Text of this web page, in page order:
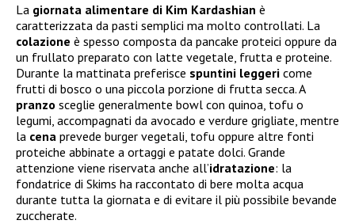
La giornata alimentare di Kim Kardashian è
caratterizzata da pasti semplici ma molto controllati. La
colazione è spesso composta da pancake proteici oppure da
un frullato preparato con latte vegetale, frutta e proteine.
Durante la mattinata preferisce spuntini leggeri come
frutti di bosco o una piccola porzione di frutta secca. A
pranzo sceglie generalmente bowl con quinoa, tofu o
legumi, accompagnati da avocado e verdure grigliate, mentre
la cena prevede burger vegetali, tofu oppure altre fonti
proteiche abbinate a ortaggi e patate dolci. Grande
attenzione viene riservata anche all’idratazione: la
fondatrice di Skims ha raccontato di bere molta acqua
durante tutta la giornata e di evitare il più possibile bevande
zuccherate.